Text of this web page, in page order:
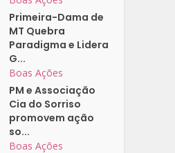
Primeira-Dama de
MT Quebra
Paradigma e Lidera
G...
Boas Ações
PM e Associação
Cia do Sorriso
promovem ação
so...
Boas Ações